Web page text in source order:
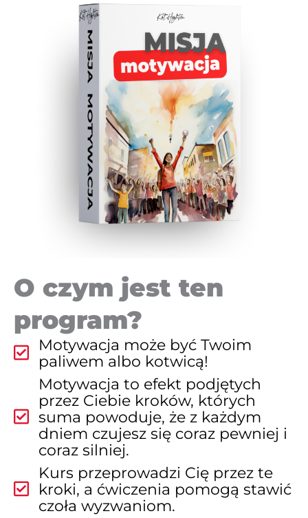
O czym jest ten
program?
Motywacja może być Twoim
paliwem albo kotwicą!
Motywacja to efekt podjętych
przez Ciebie kroków, których
suma powoduje, że z każdym
dniem czujesz się coraz pewniej i
coraz silniej.
Kurs przeprowadzi Cię przez te
kroki, a ćwiczenia pomogą stawić
czoła wyzwaniom.